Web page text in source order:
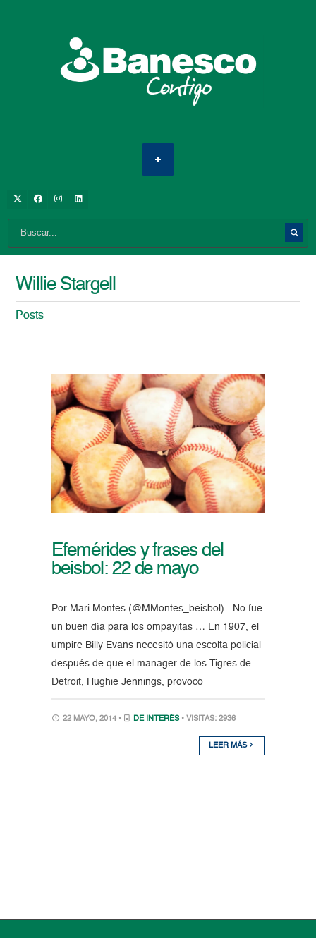
Willie Stargell
Posts
Efemérides y frases del
beisbol: 22 de mayo
Por Mari Montes (@MMontes_beisbol) No fue
un buen día para los ompayitas … En 1907, el
umpire Billy Evans necesitó una escolta policial
después de que el manager de los Tigres de
Detroit, Hughie Jennings, provocó
22 MAYO, 2014 • DE INTERÉS • VISITAS: 2936
LEER MÁS